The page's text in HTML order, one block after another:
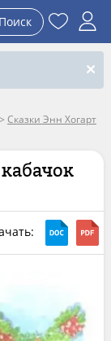
Поиск
> Сказки Энн Хогарт